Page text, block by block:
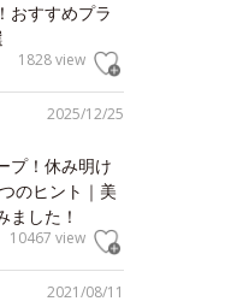
おすすめプラ
1828 view
2025/12/25
プ！休み明け
のヒント｜美
ました！
10467 view
2021/08/11